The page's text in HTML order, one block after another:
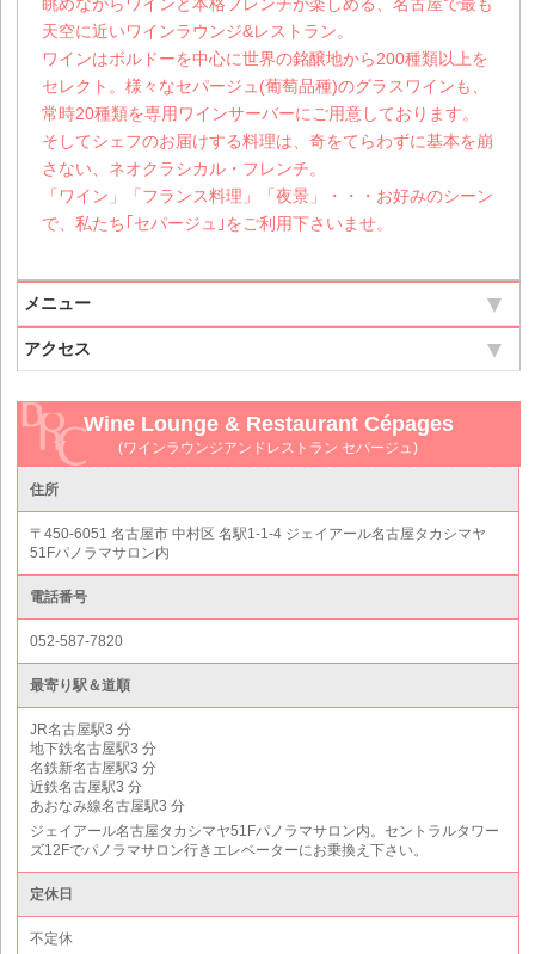
天空に近いワインラウンジ&レストラン。
ワインはボルドーを中心に世界の銘醸地から200種類以上を
セレクト。様々なセパージュ(葡萄品種)のグラスワインも、
常時20種類を専用ワインサーバーにご用意しております。
そしてシェフのお届けする料理は、奇をてらわずに基本を崩
さない、ネオクラシカル・フレンチ。
「ワイン」「フランス料理」「夜景」・・・お好みのシーン
で、私たち｢セパージュ｣をご利用下さいませ。
メニュー
アクセス
Wine Lounge & Restaurant Cépages
(ワインラウンジアンドレストラン セパージュ)
住所
〒450-6051 名古屋市 中村区 名駅1-1-4 ジェイアール名古屋タカシマヤ
51Fパノラマサロン内
電話番号
052-587-7820
最寄り駅＆道順
JR名古屋駅3 分
地下鉄名古屋駅3 分
名鉄新名古屋駅3 分
近鉄名古屋駅3 分
あおなみ線名古屋駅3 分
ジェイアール名古屋タカシマヤ51Fパノラマサロン内。セントラルタワー
ズ12Fでパノラマサロン行きエレベーターにお乗換え下さい。
定休日
不定休